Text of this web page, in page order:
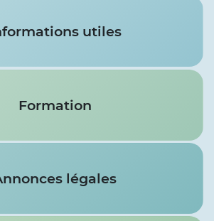
utiles
Formation
légales